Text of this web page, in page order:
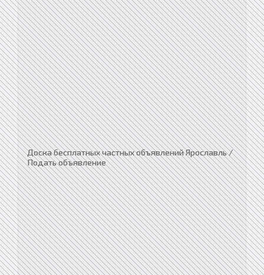
Доска бесплатных частных объявлений Ярославль /
Подать объявление